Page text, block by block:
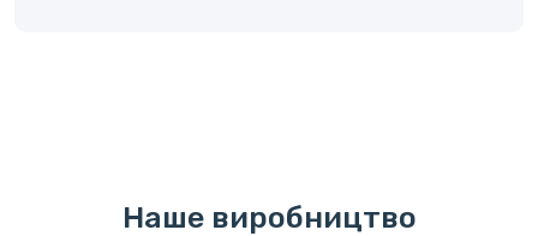
Наше виробництво